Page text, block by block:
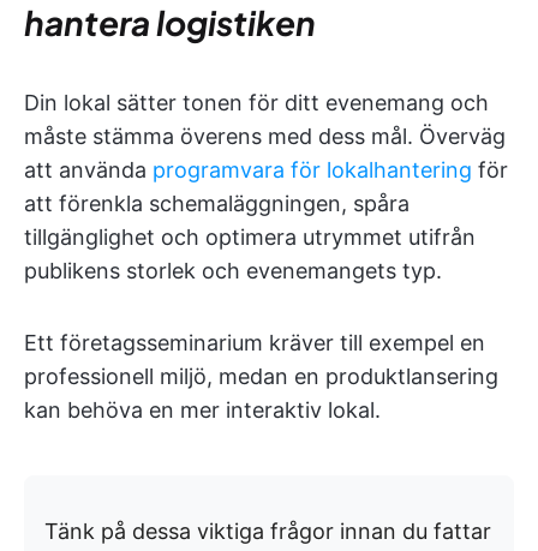
hantera logistiken
Din lokal sätter tonen för ditt evenemang och
måste stämma överens med dess mål. Överväg
att använda programvara för lokalhantering för
att förenkla schemaläggningen, spåra
tillgänglighet och optimera utrymmet utifrån
publikens storlek och evenemangets typ.
Ett företagsseminarium kräver till exempel en
professionell miljö, medan en produktlansering
kan behöva en mer interaktiv lokal.
Tänk på dessa viktiga frågor innan du fattar